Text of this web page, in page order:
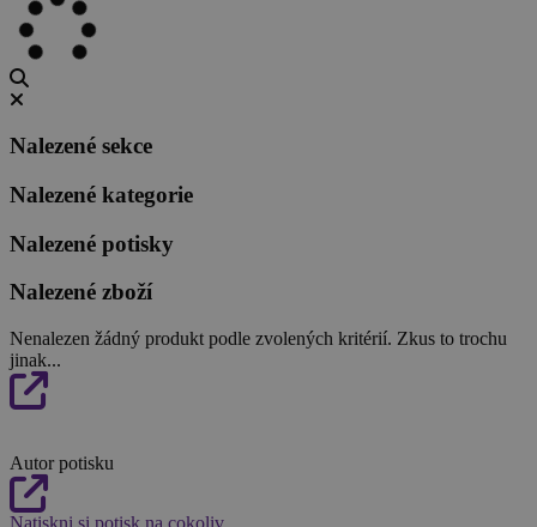
Nalezené sekce
Nalezené kategorie
Nalezené potisky
Nalezené zboží
Nenalezen žádný produkt podle zvolených kritérií. Zkus to trochu
jinak...
Autor potisku
Natiskni si potisk na cokoliv